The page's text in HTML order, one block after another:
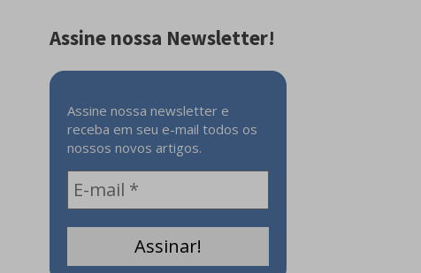
Assine nossa Newsletter!
Assine nossa newsletter e
receba em seu e-mail todos os
nossos novos artigos.